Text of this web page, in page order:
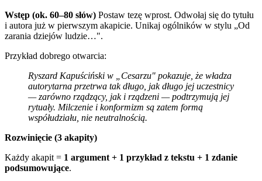
Wstęp (ok. 60–80 słów) Postaw tezę wprost. Odwołaj się do tytułu
i autora już w pierwszym akapicie. Unikaj ogólników w stylu „Od
zarania dziejów ludzie…".
Przykład dobrego otwarcia:
Ryszard Kapuściński w „Cesarzu" pokazuje, że władza
autorytarna przetrwa tak długo, jak długo jej uczestnicy
— zarówno rządzący, jak i rządzeni — podtrzymują jej
rytuały. Milczenie i konformizm są zatem formą
współudziału, nie neutralnością.
Rozwinięcie (3 akapity)
Każdy akapit = 1 argument + 1 przykład z tekstu + 1 zdanie
podsumowujące.